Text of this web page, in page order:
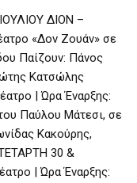
ΔΙΟΝ –
«Δον Ζουάν» σε
Παίζουν: Πάνος
Κατσώλης
| Ώρα Έναρξης:
Παύλου Μάτεσι, σε
Κακούρης,
30 &
| Ώρα Έναρξης: